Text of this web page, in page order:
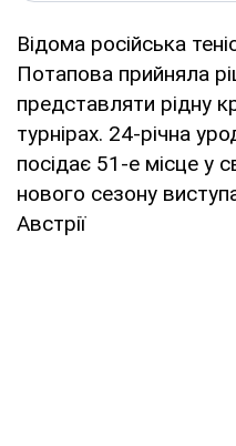
Відома російська
Потапова прийняла
представляти рідну
турнірах. 24-річна
посідає 51-е місце у
нового сезону
Австрії